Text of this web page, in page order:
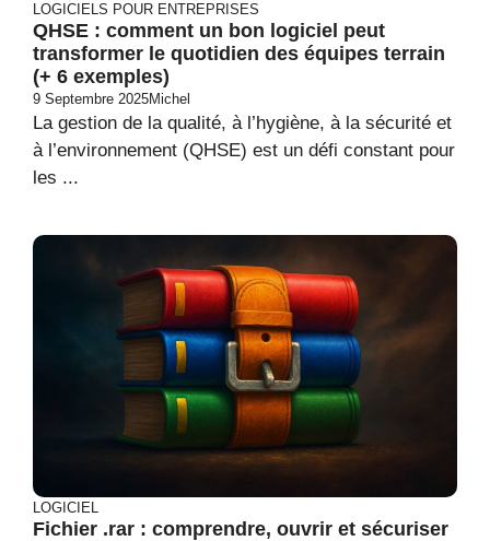
LOGICIELS POUR ENTREPRISES
QHSE : comment un bon logiciel peut
transformer le quotidien des équipes terrain
(+ 6 exemples)
9 Septembre 2025Michel
La gestion de la qualité, à l’hygiène, à la sécurité et
à l’environnement (QHSE) est un défi constant pour
les ...
LOGICIEL
Fichier .rar : comprendre, ouvrir et sécuriser